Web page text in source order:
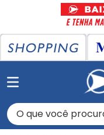
O que você procura?